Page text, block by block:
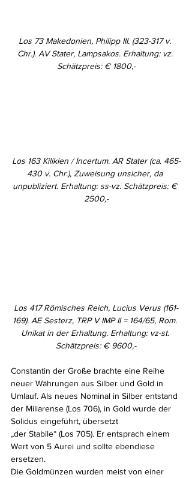
Los 73 Makedonien, Philipp III. (323-317 v.
Chr.). AV Stater, Lampsakos. Erhaltung: vz.
Schätzpreis: € 1800,-
Los 163 Kilikien / Incertum. AR Stater (ca. 465-
430 v. Chr.), Zuweisung unsicher, da
unpubliziert. Erhaltung: ss-vz. Schätzpreis: €
2500,-
Los 417 Römisches Reich, Lucius Verus (161-
169). AE Sesterz, TRP V IMP II = 164/65, Rom.
Unikat in der Erhaltung. Erhaltung: vz-st.
Schätzpreis: € 9600,-
Constantin der Große brachte eine Reihe
neuer Währungen aus Silber und Gold in
Umlauf. Als neues Nominal in Silber entstand
der Miliarense (Los 706), in Gold wurde der
Solidus eingeführt, übersetzt
„der Stabile“ (Los 705). Er entsprach einem
Wert von 5 Aurei und sollte ebendiese
ersetzen.
Die Goldmünzen wurden meist von einer